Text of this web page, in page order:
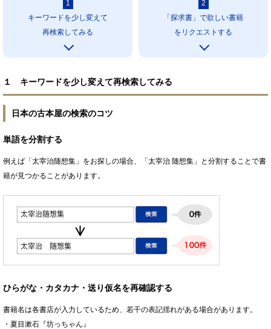
1
キーワードを少し変えて
再検索してみる
2
「探求書」で欲しい書籍
をリクエストする
１ キーワードを少し変えて再検索してみる
日本の古本屋の検索のコツ
単語を分割する
例えば「太宰治随想集」をお探しの場合、「太宰治 随想集」と分割することで書
籍が見つかることがあります。
ひらがな・カタカナ・送り仮名を再確認する
書籍名は各書店が入力しているため、若干の表記揺れがある場合があります。
・夏目漱石『坊っちゃん』